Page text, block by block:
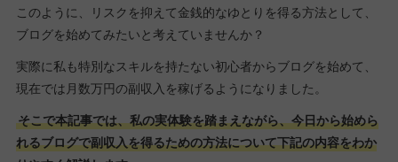
このように、リスクを抑えて金銭的なゆとりを得る方法として、
ブログを始めてみたいと考えていませんか？
実際に私も特別なスキルを持たない初心者からブログを始めて、
現在では月数万円の副収入を稼げるようになりました。
そこで本記事では、私の実体験を踏まえながら、今日から始めら
れるブログで副収入を得るための方法について下記の内容をわか